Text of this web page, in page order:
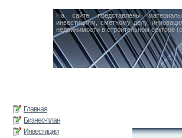
На сайте представлены
инвестициям, сметному делу,
недвижимости в строительном секторе
Главная
Бизнес-план
Инвестиции